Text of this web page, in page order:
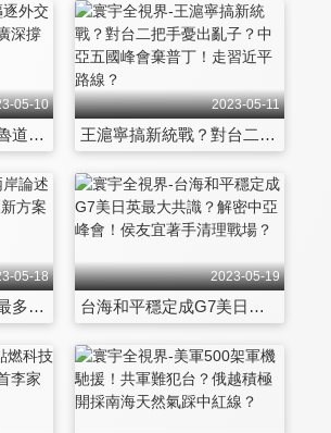
05-10
中加互驅逐外交官杜魯道忍很久？北上廣深撐不住？擺地攤救經濟？
2023-05-11
王滬寧搞新統戰？對台二把手憂出亂子？中亞五國峰會棄普丁！走習近平路線？
05-18
侯友宜兩岸論述凝聚最多共識？G7醞釀新方案全力「護台制中」？
2023-05-19
台海和平穩定成G7美日英最大共識？解密中亞峰會！侯友宜著手清理戰場？